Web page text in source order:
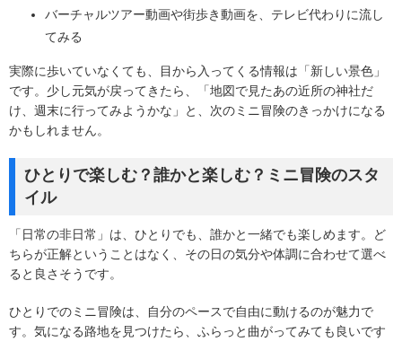
バーチャルツアー動画や街歩き動画を、テレビ代わりに流し
てみる
実際に歩いていなくても、目から入ってくる情報は「新しい景色」
です。少し元気が戻ってきたら、「地図で見たあの近所の神社だ
け、週末に行ってみようかな」と、次のミニ冒険のきっかけになる
かもしれません。
ひとりで楽しむ？誰かと楽しむ？ミニ冒険のスタ
イル
「日常の非日常」は、ひとりでも、誰かと一緒でも楽しめます。ど
ちらが正解ということはなく、その日の気分や体調に合わせて選べ
ると良さそうです。
ひとりでのミニ冒険は、自分のペースで自由に動けるのが魅力で
す。気になる路地を見つけたら、ふらっと曲がってみても良いです